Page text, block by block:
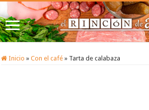
Inicio » Con el café » Tarta de calabaza